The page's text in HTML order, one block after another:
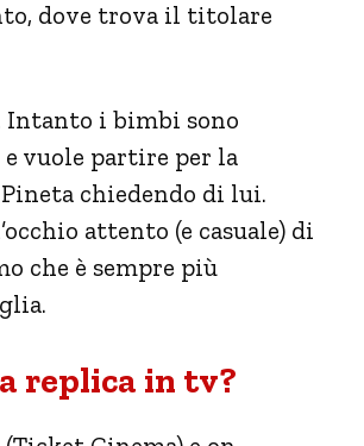
dove trova il titolare
Intanto i bimbi sono
vuole partire per la
chiedendo di lui.
attento (e casuale) di
che è sempre più
replica in tv?